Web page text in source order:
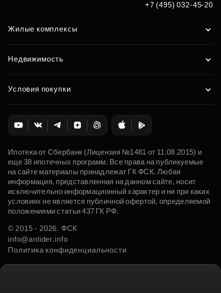
+7 (495) 032-45-20
Жилые комплексы
Недвижимость
Условия покупки
Ипотека от Сбербанк (Лицензия №1481 от 11.08.2015) и
еще 38 ипотечных программ. Все права на публикуемые
на сайте материалы принадлежат ГК ФСК. Любая
информация, представленная на данном сайте, носит
исключительно информационный характер и ни при каких
условиях не является публичной офертой, определяемой
положениями статьи 437 ГК РФ.
© 2015 - 2026. ФСК
info@anlider.info
Политика конфиденциальности